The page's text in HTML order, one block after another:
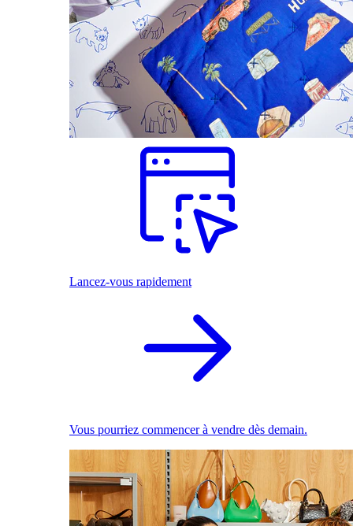
Lancez-vous rapidement
Vous pourriez commencer à vendre dès demain.